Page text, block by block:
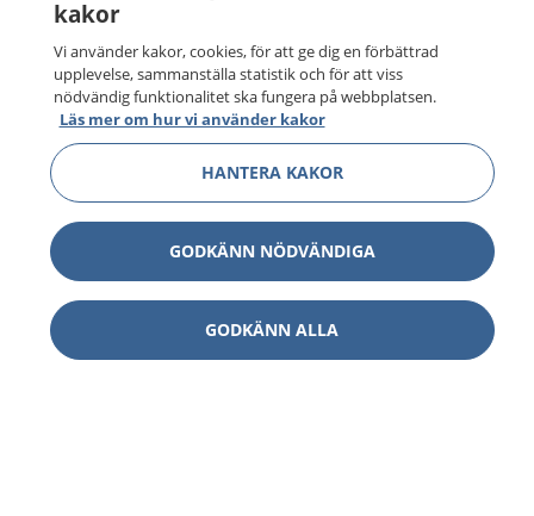
kakor
Vi använder kakor, cookies, för att ge dig en förbättrad
upplevelse, sammanställa statistik och för att viss
nödvändig funktionalitet ska fungera på webbplatsen.
Läs mer om hur vi använder kakor
HANTERA KAKOR
GODKÄNN NÖDVÄNDIGA
GODKÄNN ALLA